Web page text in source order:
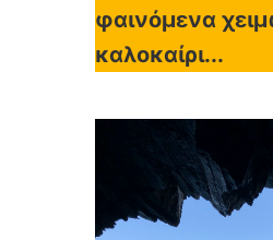
φαινόμενα
καλοκαίρι...